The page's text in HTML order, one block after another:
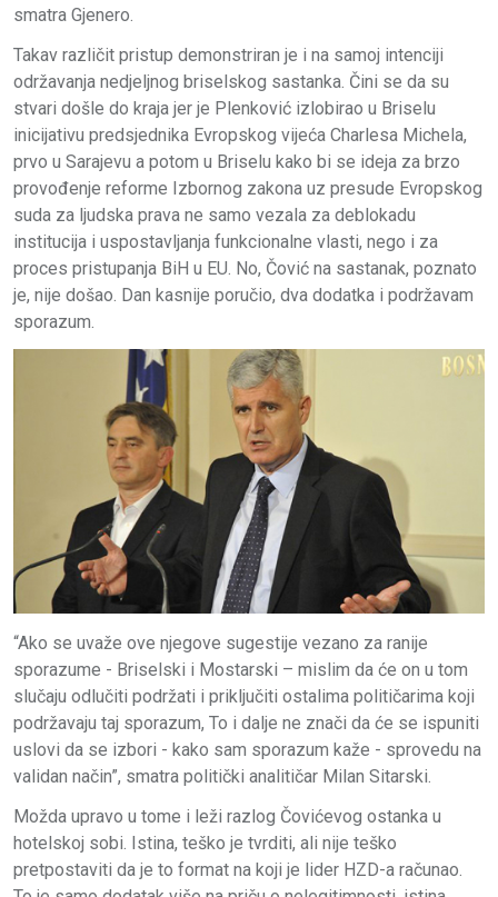
smatra Gjenero.
Takav različit pristup demonstriran je i na samoj intenciji
održavanja nedjeljnog briselskog sastanka. Čini se da su
stvari došle do kraja jer je Plenković izlobirao u Briselu
inicijativu predsjednika Evropskog vijeća Charlesa Michela,
prvo u Sarajevu a potom u Briselu kako bi se ideja za brzo
provođenje reforme Izbornog zakona uz presude Evropskog
suda za ljudska prava ne samo vezala za deblokadu
institucija i uspostavljanja funkcionalne vlasti, nego i za
proces pristupanja BiH u EU. No, Čović na sastanak, poznato
je, nije došao. Dan kasnije poručio, dva dodatka i podržavam
sporazum.
“Ako se uvaže ove njegove sugestije vezano za ranije
sporazume - Briselski i Mostarski – mislim da će on u tom
slučaju odlučiti podržati i priključiti ostalima političarima koji
podržavaju taj sporazum, To i dalje ne znači da će se ispuniti
uslovi da se izbori - kako sam sporazum kaže - sprovedu na
validan način”, smatra politički analitičar Milan Sitarski.
Možda upravo u tome i leži razlog Čovićevog ostanka u
hotelskoj sobi. Istina, teško je tvrditi, ali nije teško
pretpostaviti da je to format na koji je lider HZD-a računao.